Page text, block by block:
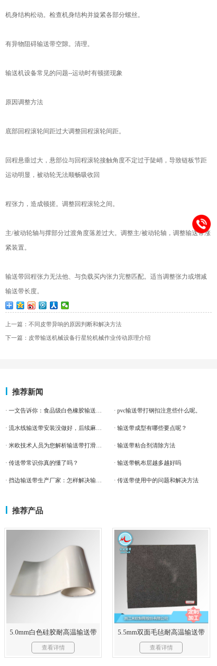
机身结构松动。检查机身结构并旋紧各部分螺丝。
有异物阻碍输送带空隙。清理。
输送机设备常见的问题--运动时有顿搓现象
原因调整方法
底部回程滚轮间距过大调整回程滚轮间距。
回程悬垂过大，悬部位与回程滚轮接触角度不定过于陡峭，导致链板节距
运动明显，被动轮无法顺畅吸收回
程张力，造成顿搓。调整回程滚轮之间。
主/被动轮轴与撑部分过渡角度落差过大。调整主/被动轮轴，调整输送带涨
紧装置。
输送带回程张力无法他、与负载买内张力完整匹配。适当调整张力或增减
输送带长度。
上一篇：不同皮带异响的原因判断和解决方法
下一篇：皮带输送机械设备行星轮机械作业传动原理介绍
推荐新闻
· 一文告诉你：食品级白色橡胶输送带的优势！ · pvc输送带打钢扣注意些什么呢。
· 流水线输送带安装没做好，后续麻烦逃不掉 · 输送带成型有哪些要点呢？
· 米欧技术人员为您解析输送带打滑原因及处理方案，太厉害了！ · 输送带粘合剂清除方法
· 传送带常识你真的懂了吗？ · 输送带帆布层越多越好吗
· 挡边输送带生产厂家：怎样解决输送带带体气泡 · 传送带使用中的问题和解决方法
推荐产品
5.0mm白色硅胶耐高温输送带
查看详情
5.5mm双面毛毡耐高温输送带
查看详情